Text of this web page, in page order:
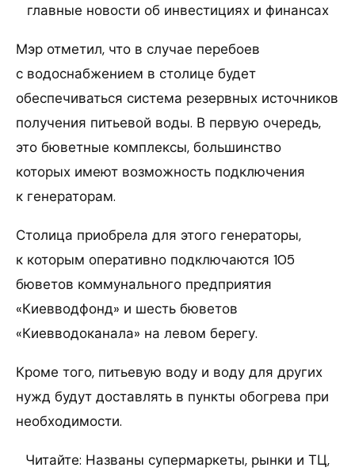
главные новости об инвестициях и финансах
Мэр отметил, что в случае перебоев
с водоснабжением в столице будет
обеспечиваться система резервных источников
получения питьевой воды. В первую очередь,
это бюветные комплексы, большинство
которых имеют возможность подключения
к генераторам.
Столица приобрела для этого генераторы,
к которым оперативно подключаются 105
бюветов коммунального предприятия
«Киевводфонд» и шесть бюветов
«Киевводоканала» на левом берегу.
Кроме того, питьевую воду и воду для других
нужд будут доставлять в пункты обогрева при
необходимости.
Читайте: Названы супермаркеты, рынки и ТЦ,